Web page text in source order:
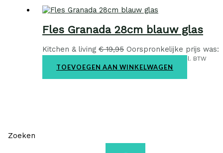
Zoeken
Fles Granada 28cm blauw glas
Kitchen & living€19,95 Oorspronkelijke prijs was:
€ 19,95.€12,95Huidige prijs is: € 12,95. incl. BTW
TOEVOEGEN AAN WINKELWAGEN